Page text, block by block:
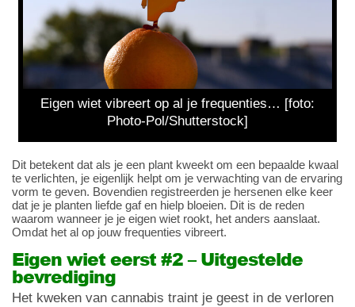
Eigen wiet vibreert op al je frequenties… [foto:
Photo-Pol/Shutterstock]
Dit betekent dat als je een plant kweekt om een bepaalde kwaal
te verlichten, je eigenlijk helpt om je verwachting van de ervaring
vorm te geven. Bovendien registreerden je hersenen elke keer
dat je je planten liefde gaf en hielp bloeien. Dit is de reden
waarom wanneer je je eigen wiet rookt, het anders aanslaat.
Omdat het al op jouw frequenties vibreert.
Eigen wiet eerst #2 – Uitgestelde
bevrediging
Het kweken van cannabis traint je geest in de verloren